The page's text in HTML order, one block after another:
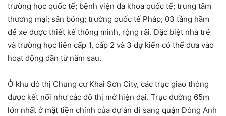
trường học quốc tế; bệnh viện đa khoa quốc tế; trung tâm
thương mại; sân bóng; trường quốc tế Pháp; 03 tầng hầm
để xe được thiết kế thông minh, rộng rãi. Đặc biệt nhà trẻ
và trường học liên cấp 1, cấp 2 và 3 dự kiến có thể đưa vào
hoạt động dần từ năm sau.
Ở khu đô thị Chung cư Khai Sơn City, các trục giao thông
được kết nối như các đô thị mở hiện đại. Trục đường 65m
lớn nhất ở mặt tiền chính của dự án đi sang quận Đông Anh